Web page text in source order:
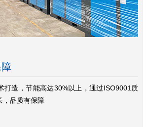
打造，节能高达30%以上，通过ISO9001质
，品质有保障